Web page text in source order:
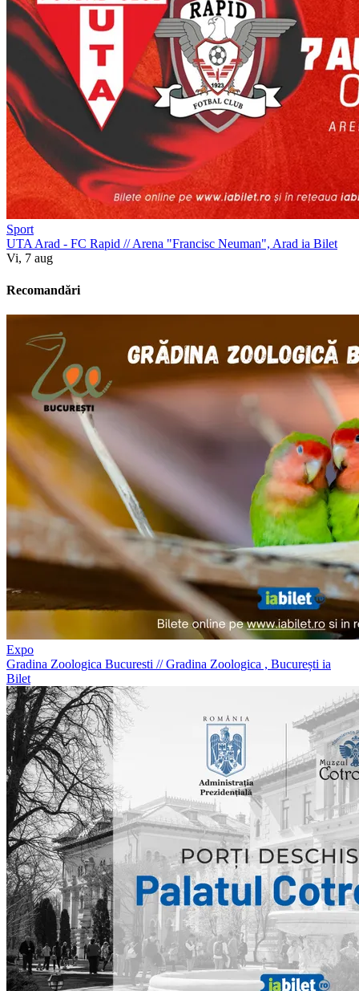
Sport
UTA Arad - FC Rapid //Arena "Francisc Neuman", Arad ia Bilet
Vi, 7 aug
Recomandări
Expo
Gradina Zoologica Bucuresti //Gradina Zoologica , București ia
Bilet